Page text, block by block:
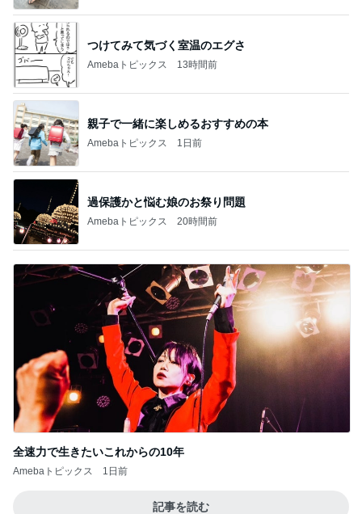
つけてみて気づく室温のエグさ
Amebaトピックス 13時間前
親子で一緒に楽しめるおすすめの本
Amebaトピックス 1日前
過保護かと悩む娘のお祭り問題
Amebaトピックス 20時間前
全速力で生きたいこれからの10年
Amebaトピックス 1日前
記事を読む